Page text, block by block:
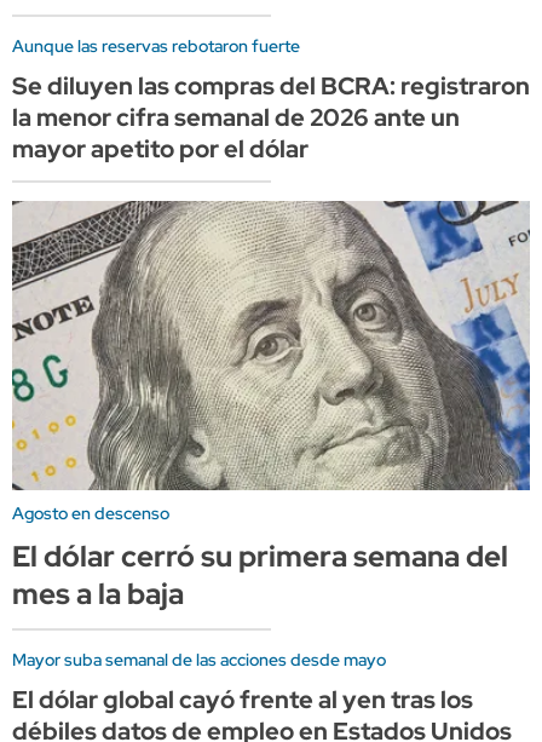
Aunque las reservas rebotaron fuerte
Se diluyen las compras del BCRA: registraron
la menor cifra semanal de 2026 ante un
mayor apetito por el dólar
Agosto en descenso
El dólar cerró su primera semana del
mes a la baja
Mayor suba semanal de las acciones desde mayo
El dólar global cayó frente al yen tras los
débiles datos de empleo en Estados Unidos